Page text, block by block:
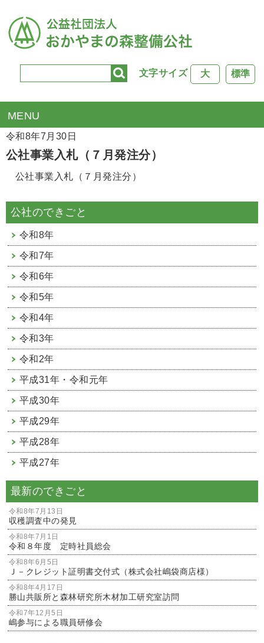
文字サイズ 標準
大
TOP>公社行事
令和8年7月30日
公社事業入札（７月発注分）
公社事業入札（７月発注分）
公社のできごと
令和8年
令和7年
令和6年
令和5年
令和4年
令和3年
令和2年
平成31年・令和元年
平成30年
平成29年
平成28年
平成27年
最新のできごと
令和8年7月13日
収穫調査中の発見
令和8年7月1日
令和８年度 定時社員総会
令和8年6月5日
Ｊ－クレジット証明書交付式（株式会社嶋袋商店様）
令和8年4月17日
勝山共販所と森林研究所木材加工研究室訪問
令和7年12月5日
嶋参与による職員研修会